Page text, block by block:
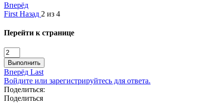
Вперёд
First Назад 2 из 4
Перейти к странице
Выполнить
Вперёд Last
Войдите или зарегистрируйтесь для ответа.
Поделиться:
Поделиться